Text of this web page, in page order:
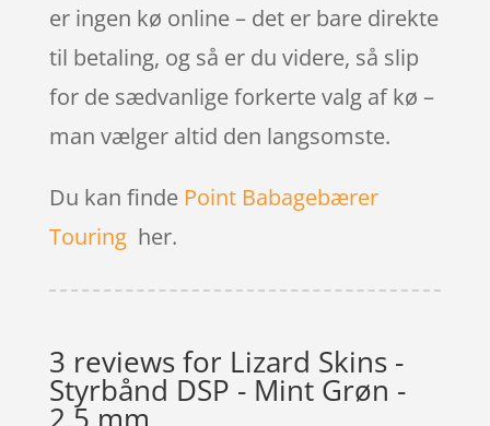
er ingen kø online – det er bare direkte
til betaling, og så er du videre, så slip
for de sædvanlige forkerte valg af kø –
man vælger altid den langsomste.
Du kan finde Point Babagebærer
Touringher.
3 reviews for Lizard Skins -
Styrbånd DSP - Mint Grøn -
2,5 mm